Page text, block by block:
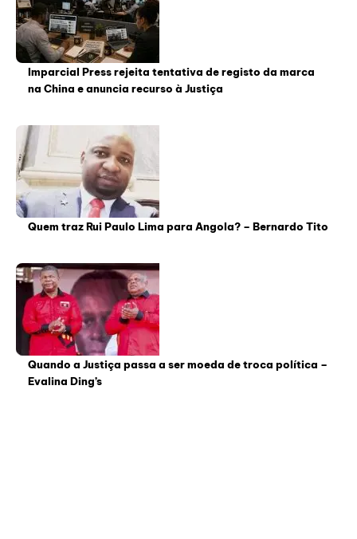
Imparcial Press rejeita tentativa de registo da marca
na China e anuncia recurso à Justiça
Quem traz Rui Paulo Lima para Angola? – Bernardo Tito
Quando a Justiça passa a ser moeda de troca política –
Evalina Ding’s